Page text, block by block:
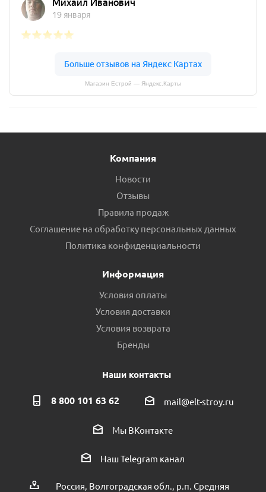
Магазин Естрой — Яндекс.Карты
Компания
Новости
Отзывы
Правила продаж
Соглашение на обработку персональных данных
Политика конфиденциальности
Информация
Условия оплаты
Условия доставки
Условия возврата
Бренды
Наши контакты
8 800 101 63 62 mail@elt-stroy.ru
Мы ВКонтакте
Наш Telegram канал
Россия, Волгоградская обл., р.п. Средняя